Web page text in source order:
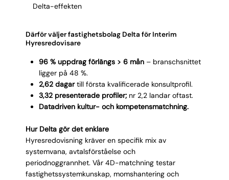
Delta-effekten
Därför väljer fastighetsbolag Delta för Interim
Hyresredovisare
96 % uppdrag förlängs > 6 mån– branschsnittet
ligger på 48 %.
2,62 dagartill första kvalificerade konsultprofil.
3,32 presenterade profiler;nr 2,2 landar oftast.
Datadriven kultur- och kompetensmatchning.
Hur Delta gör det enklare
Hyresredovisning kräver en specifik mix av
systemvana, avtalsförståelse och
periodnoggrannhet. Vår 4D-matchning testar
fastighetssystemkunskap, momshantering och